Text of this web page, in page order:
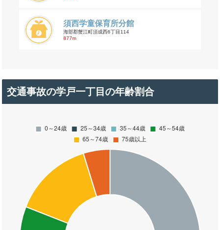
須西学童保育所分館
海部郡蟹江町須成西6丁目114
877m
交通事故の学戸一丁目の年齢割合